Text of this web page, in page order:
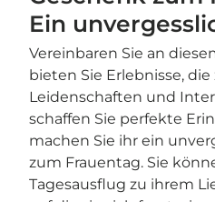
Ein
Vereinbaren Sie an
bieten Sie Erlebnisse,
Leidenschaften und
schaffen Sie perfekte
machen Sie ihr ein
zum Frauentag. Sie
Tagesausflug zu ihrem